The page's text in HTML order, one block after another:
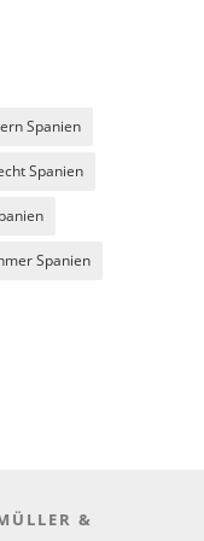
Spanien
Spanien
Spanien
&